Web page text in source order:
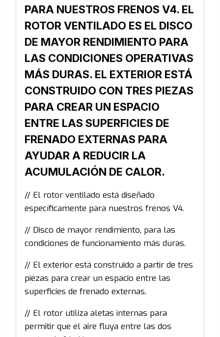
PARA NUESTROS FRENOS V4. EL
ROTOR VENTILADO ES EL DISCO
DE MAYOR RENDIMIENTO PARA
LAS CONDICIONES OPERATIVAS
MÁS DURAS. EL EXTERIOR ESTÁ
CONSTRUIDO CON TRES PIEZAS
PARA CREAR UN ESPACIO
ENTRE LAS SUPERFICIES DE
FRENADO EXTERNAS PARA
AYUDAR A REDUCIR LA
ACUMULACIÓN DE CALOR.
// El rotor ventilado está diseñado
específicamente para nuestros frenos V4.
// Disco de mayor rendimiento, para las
condiciones de funcionamiento más duras.
// El exterior está construido a partir de tres
piezas para crear un espacio entre las
superficies de frenado externas.
// El rotor utiliza aletas internas para
permitir que el aire fluya entre las dos